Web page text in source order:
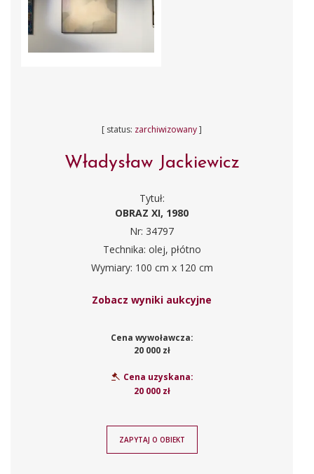
[ status: zarchiwizowany]
Władysław Jackiewicz
Tytuł:
OBRAZ XI, 1980
Nr: 34797
Technika: olej, płótno
Wymiary: 100 cm x 120 cm
Zobacz wyniki aukcyjne
Cena wywoławcza:
20 000 zł
Cena uzyskana:
20 000 zł
ZAPYTAJ O OBIEKT